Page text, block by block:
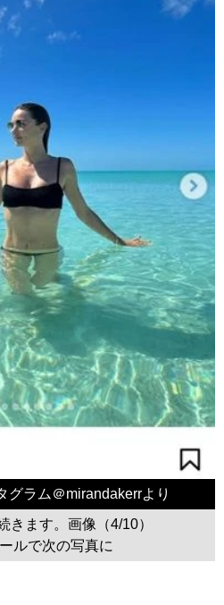
グラム＠mirandakerrより
きます。画像（4/10）
ルで次の写真に